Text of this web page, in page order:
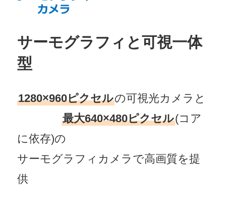
サーモグラフィと可視一体
型
1280×960ピクセルの可視光カメラと
白白白白最大640×480ピクセル(コア
に依存)の
サーモグラフィカメラで高画質を提
供